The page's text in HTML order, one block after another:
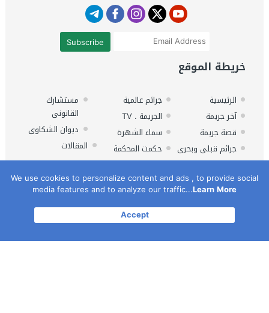
Subscribe
خريطة الموقع
الرئيسية
آخر جريمة
قصة جريمة
جرائم قبلى وبحرى
حصري
جرائم عالمية
الجريمة . TV
سماء الشهرة
حكمت المحكمة
فى خدمتك
مستشارك
القانونى
ديوان الشكاوى
المقالات
We use cookies to personalize content and ads , to provide social
media features and to analyze our traffic...Learn More
Accept